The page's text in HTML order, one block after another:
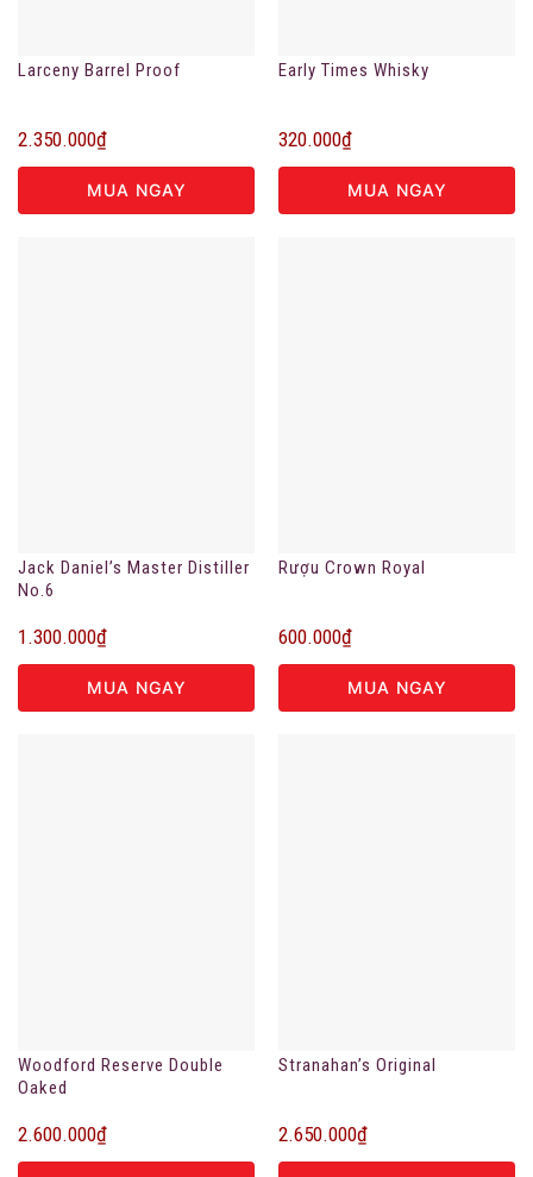
Larceny Barrel Proof
2.350.000₫
MUA NGAY
Early Times Whisky
320.000₫
MUA NGAY
Jack Daniel’s Master Distiller
No.6
1.300.000₫
MUA NGAY
Rượu Crown Royal
600.000₫
MUA NGAY
Woodford Reserve Double
Oaked
2.600.000₫
Stranahan’s Original
2.650.000₫